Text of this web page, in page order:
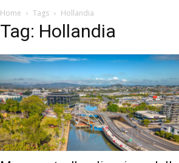
Home Tags Hollandia
Tag: Hollandia